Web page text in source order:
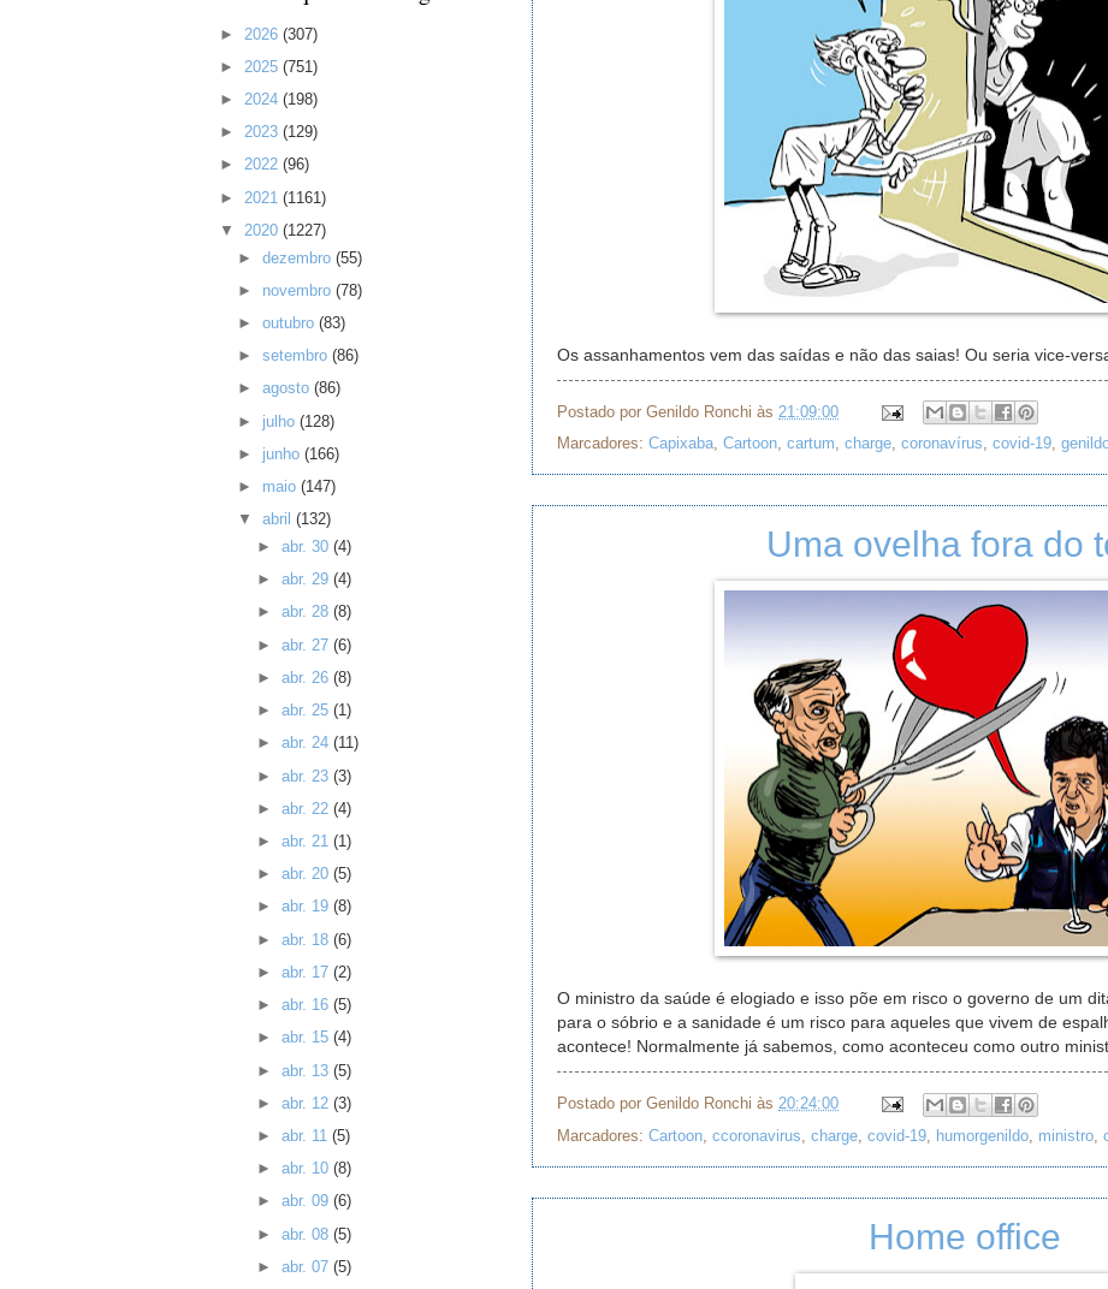
Os assanhamentos vem das saídas e não das saias! Ou seria vice-
Postado por Genildo Ronchi às 21:09:00
Marcadores: Capixaba, Cartoon, cartum, charge, coronavírus, covid-19,
Uma ovelha fora do
O ministro da saúde é elogiado e isso põe em risco o governo de um
para o sóbrio e a sanidade é um risco para aqueles que vivem de
acontece! Normalmente já sabemos, como aconteceu como outro
Postado por Genildo Ronchi às 20:24:00
Marcadores: Cartoon ccoronavirus charge covid-19 humorgenildo ministro
Home office
► 2026 (307)
► 2025 (751)
► 2024 (198)
► 2023 (129)
► 2022 (96)
► 2021 (1161)
▼ 2020 (1227)
►dezembro(55)
► novembro(78)
►outubro(83)
►setembro(86)
►agosto(86)
► julho(128)
► junho(166)
► maio(147)
▼abril(132)
► abr. 30 (4)
► abr. 29 (4)
► abr. 28 (8)
► abr. 27 (6)
► abr. 26 (8)
► abr. 25 (1)
► abr. 24 (11)
► abr. 23 (3)
► abr. 22 (4)
► abr. 21 (1)
► abr. 20 (5)
► abr. 19 (8)
► abr. 18 (6)
► abr. 17 (2)
► abr. 16 (5)
► abr. 15 (4)
► abr. 13 (5)
► abr. 12 (3)
► abr. 11 (5)
► abr. 10 (8)
► abr. 09 (6)
► abr. 08 (5)
► abr. 07 (5)